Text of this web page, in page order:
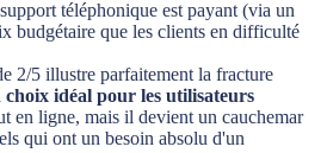
téléphonique est payant (via un
budgétaire que les clients en difficulté
2/5 illustre parfaitement la fracture
choix idéal pour les utilisateurs
en ligne, mais il devient un cauchemar
qui ont un besoin absolu d'un